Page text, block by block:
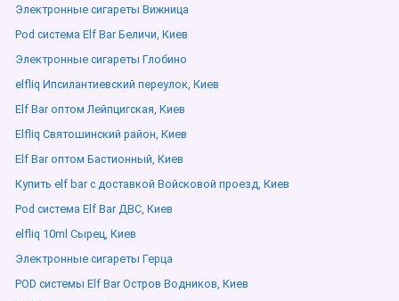
Электронные сигареты Вижница
Pod система Elf Bar Беличи, Киев
Электронные сигареты Глобино
elfliq Ипсилантиевский переулок, Киев
Elf Bar оптом Лейпцигская, Киев
Elfliq Святошинский район, Киев
Elf Bar оптом Бастионный, Киев
Купить elf bar с доставкой Войсковой проезд, Киев
Pod система Elf Bar ДВС, Киев
elfliq 10ml Сырец, Киев
Электронные сигареты Герца
POD системы Elf Bar Остров Водников, Киев